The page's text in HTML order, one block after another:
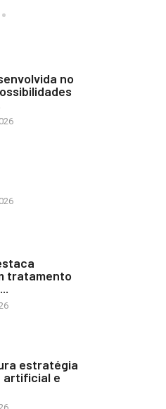
CESAR FRANCO
no
tratamento
estratégia
artificial e